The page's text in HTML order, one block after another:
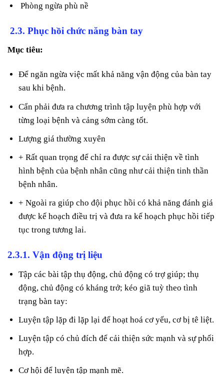
Phòng ngừa phù nề
2.3. Phục hồi chức năng bàn tay
Mục tiêu:
Để ngăn ngừa việc mất khả năng vận động của bàn tay
sau khi bệnh.
Cẩn phải đưa ra chương trình tập luyện phù hợp với
từng loại bệnh và cảng sớm càng tốt.
Lượng giá thường xuyên
+ Rất quan trọng để chỉ ra được sự cải thiện về tình
hình bệnh của bệnh nhân cũng như cải thiện tinh thần
bệnh nhân.
+ Ngoài ra giúp cho đội phục hồi có khả năng đánh giá
được kế hoạch điều trị và đưa ra kế hoạch phục hồi tiếp
tục trong tương lai.
2.3.1. Vận động trị liệu
Tập các bài tập thụ động, chủ động có trợ giúp; thụ
động, chủ động có kháng trở; kéo giã tuỳ theo tình
trạng bàn tay:
Luyện tập lặp đi lặp lại để hoạt hoá cơ yếu, cơ bị tê liệt.
Luyện tập có chủ đích để cải thiện sức mạnh và sự phối
hợp.
Cơ hội để luyện tập mạnh mẽ.